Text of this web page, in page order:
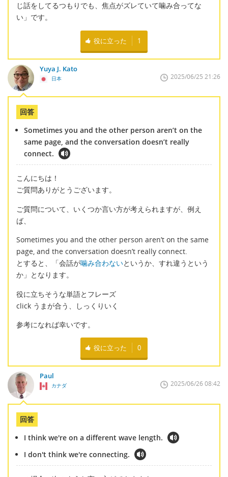
じ話をしてるつもりでも、焦点がズレていて噛み合ってな
い」です。
役に立った 1
Yuya J. Kato
日本 2025/06/25 21:26
回答
Sometimes you and the other person aren’t on the
same page, and the conversation doesn’t really
connect.
こんにちは！
ご質問ありがとうございます。
ご質問について、いくつか言い方が考えられますが、例え
ば、
Sometimes you and the other person aren’t on the same
page, and the conversation doesn’t really connect.
とすると、「会話が噛み合わないというか、すれ違うという
か」となります。
役に立ちそうな単語とフレーズ
click うまが合う、しっくりいく
参考になれば幸いです。
役に立った 0
Paul
カナダ 2025/06/26 08:42
回答
I think we're on a different wave length.
I don't think we're connecting.